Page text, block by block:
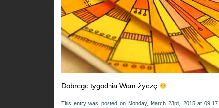
Dobrego tygodnia Wam życzę
This entry was posted on Monday, March 23rd, 2015 at